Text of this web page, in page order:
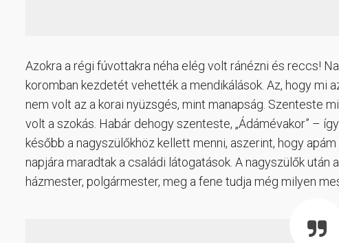
Azokra a régi fúvottakra néha elég volt ránézni és reccs!
koromban kezdetét vehették a mendikálások. Az, hogy mi
nem volt az a korai nyüzsgés, mint manapság. Szenteste
volt a szokás. Habár dehogy szenteste, „Ádámévakor” –
később a nagyszülőkhöz kellett menni, aszerint, hogy
napjára maradtak a családi látogatások. A nagyszülők
házmester, polgármester, meg a fene tudja még milyen